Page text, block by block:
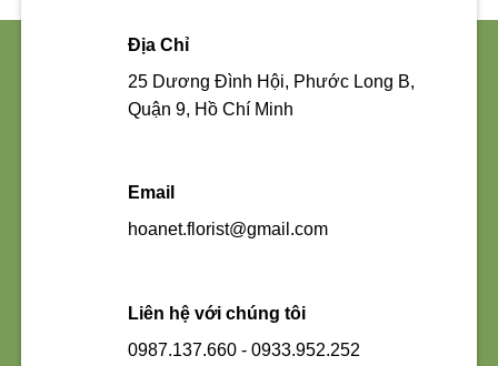
Địa Chỉ
25 Dương Đình Hội, Phước Long B,
Quận 9, Hồ Chí Minh
Email
hoanet.florist@gmail.com
Liên hệ với chúng tôi
0987.137.660 - 0933.952.252